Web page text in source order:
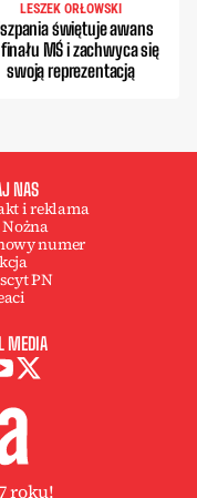
LESZEK ORŁOWSKI
świętuje awans
MŚ i zachwyca się
swoją reprezentacją
NAS
i reklama
Nożna
numer
PN
MEDIA
roku!